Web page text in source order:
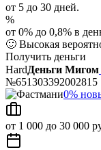
от 5 до 30 дней.
%
от 0% до 0,8% в
🙂 Высокая
Получить деньги
HardДеньги Мигом
№651303392002815
0%
от 1 000 до 30 000